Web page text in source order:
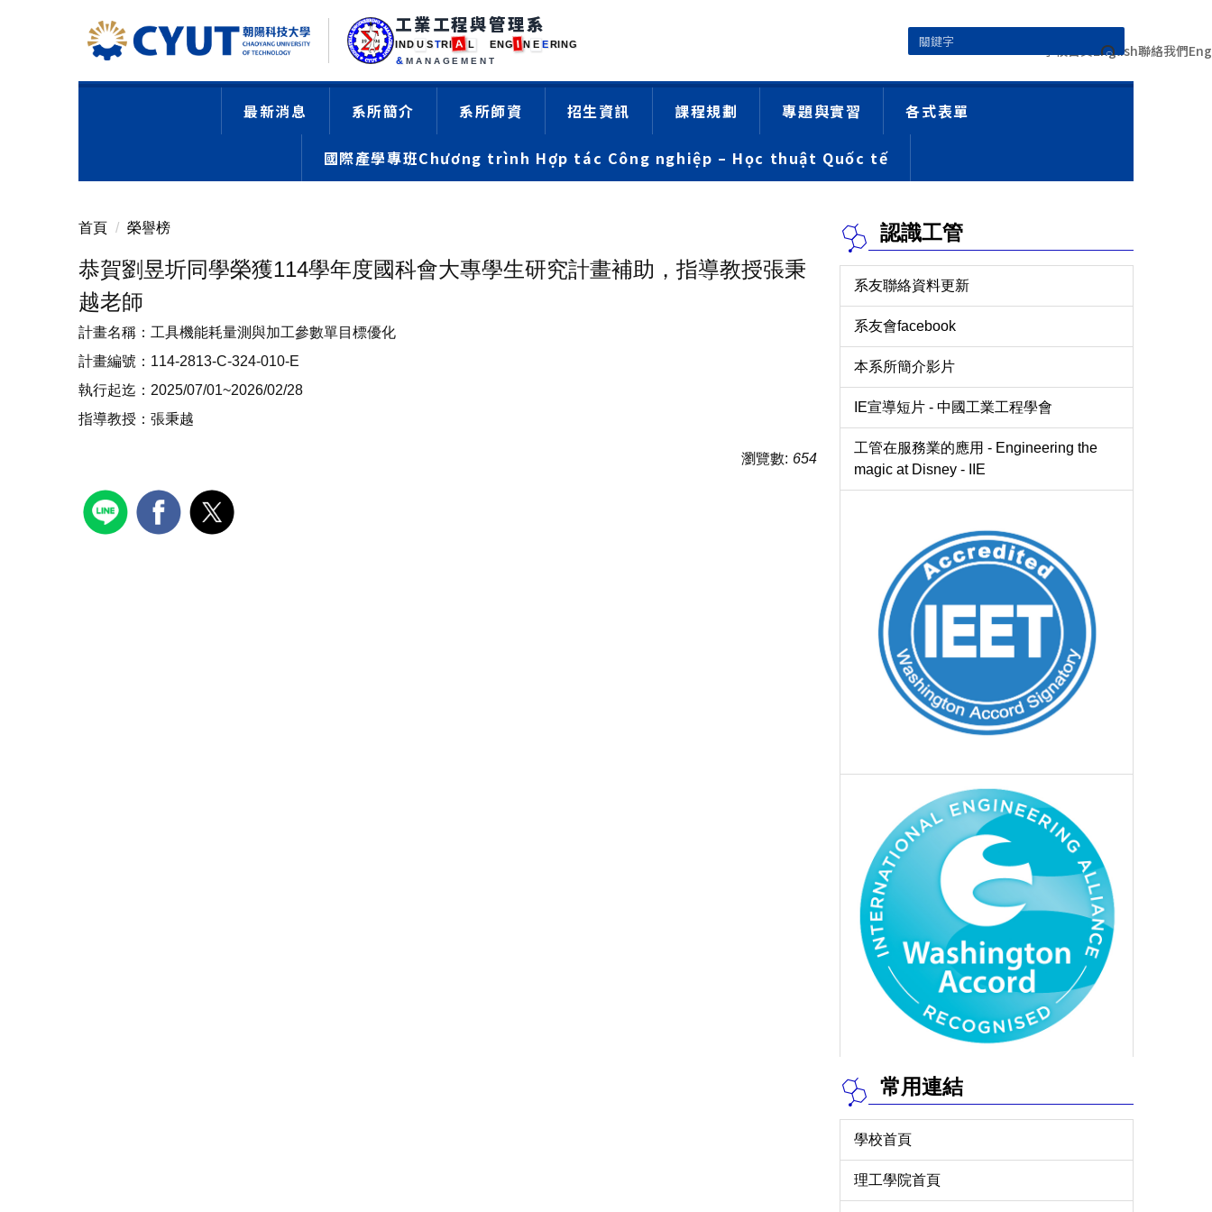
工業工程與管理系
N D U ST R I A L E NG I N E E R NG
& MANAGEMENT
學校首頁English聯絡我們Eng
最新消息 系所簡介 系所師資 招生資訊 課程規劃 專題與實習 各式表單
國際產學專班Chương trình Hợp tác Công nghiệp – Học thuật Quốc tế
首頁 榮譽榜
恭賀劉昱圻同學榮獲114學年度國科會大專學生研究計畫補助，指導教授張秉
越老師
計畫名稱：工具機能耗量測與加工參數單目標優化
計畫編號：114-2813-C-324-010-E
執行起迄：2025/07/01~2026/02/28
指導教授：張秉越
瀏覽數: 654
認識工管
系友聯絡資料更新
系友會facebook
本系所簡介影片
IE宣導短片 - 中國工業工程學會
工管在服務業的應用 - Engineering the
magic at Disney - IIE
常用連結
學校首頁
理工學院首頁